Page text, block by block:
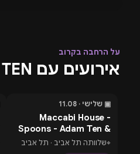
על הרחבה בקרוב
אירועים עם ADAM TEN
בעוד 4 ימים
▣ שלישי · 11.08
Maccabi House -
Spoons - Adam Ten &
The Team
⌖שלוותה תל אביב · תל אביב